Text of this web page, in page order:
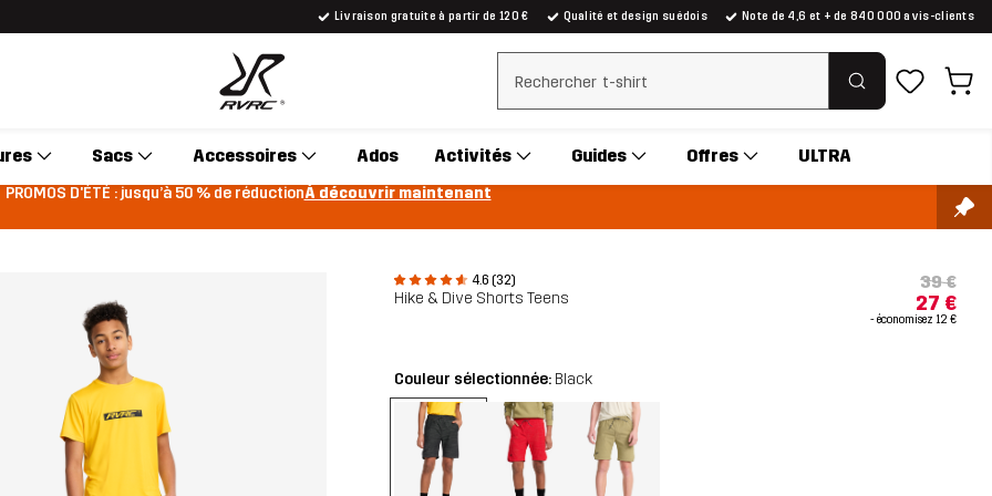
Livraison gratuite à partir de 120 € Qualité et design suédois Note de 4,6 et + de 840 000 avis-clients
Effacer la recherche
Sacs Accessoires Ados Activités Guides Offres ULTRA
PROMOS D'ÉTÉ : jusqu’à 50 % de réductionÀ découvrir maintenant
4.6 (32)
Hike & Dive Shorts Teens
39 €
27 €
- économisez 12 €
Couleur sélectionnée: Black